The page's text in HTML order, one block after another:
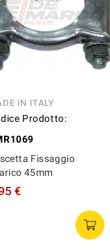
IN ITALY
Prodotto:
Fissaggio
45mm
€